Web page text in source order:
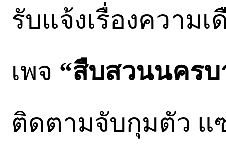
รับแจ้งเรื่องความ
เพจ “สืบสวนนครบ
ติดตามจับกุมตัว แ